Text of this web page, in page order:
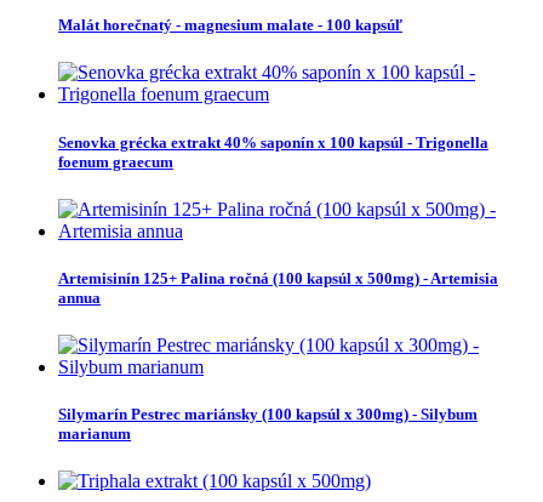
Malát horečnatý - magnesium malate - 100 kapsúľ
Senovka grécka extrakt 40% saponín x 100 kapsúl - Trigonella
foenum graecum
Artemisinín 125+ Palina ročná (100 kapsúl x 500mg) - Artemisia
annua
Silymarín Pestrec mariánsky (100 kapsúl x 300mg) - Silybum
marianum